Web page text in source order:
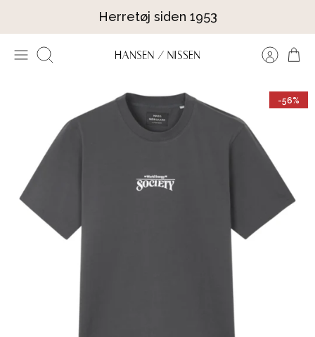
Herretøj siden 1953
Søg
-56%